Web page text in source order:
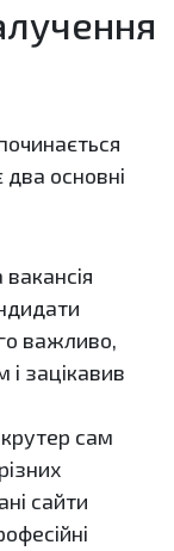
основні
важливо,
зацікавив
сам
сайти